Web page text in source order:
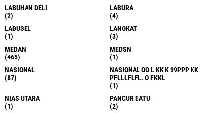
LABUHAN DELI
(2)
LABURA
(4)
LABUSEL
(1)
LANGKAT
(3)
MEDAN
(465)
MEDSN
(1)
NASIONAL
(87)
NASIONAL OO L KK K 99PPP KK
PFLLLFLFL. O FKKL
(1)
NIAS UTARA
(1)
PANCUR BATU
(2)